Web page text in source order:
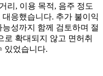
리, 이용 목적, 음주 정도
응했습니다. 추가 불이익
성까지 함께 검토하며 절
로 확대되지 않고 면허취
있었습니다.